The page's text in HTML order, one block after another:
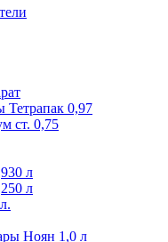
Тетрапак 0,97
ст. 0,75
л
л
Ноян 1,0 л